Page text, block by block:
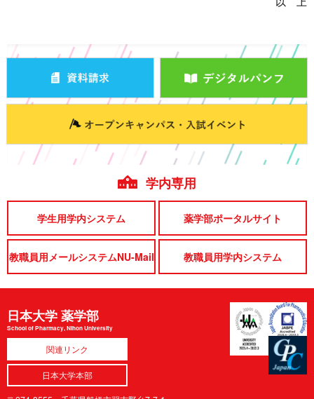
学内専用
学生用学内システム 薬学部ポータルサイト
教職員用メールシステムNU-Mail 教職員用学内システム
日本大学 薬学部
School of Pharmacy, Nihon University
関連リンク
日本大学本部